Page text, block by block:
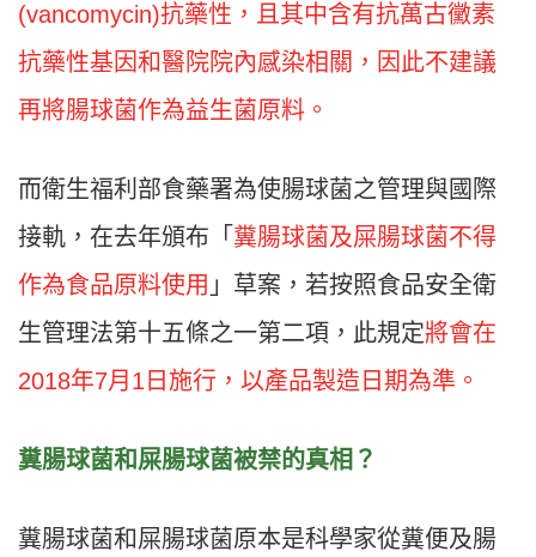
(vancomycin)抗藥性，且其中含有抗萬古黴素
抗藥性基因和醫院院內感染相關，因此不建議
再將腸球菌作為益生菌原料。
而衛生福利部食藥署為使腸球菌之管理與國際
接軌，在去年頒布「 糞腸球菌及屎腸球菌不得
作為食品原料使用 」草案，若按照食品安全衛
生管理法第十五條之一第二項，此規定將會在
2018年7月1日施行，以產品製造日期為準。
糞腸球菌和屎腸球菌被禁的真相？
糞腸球菌和屎腸球菌原本是科學家從糞便及腸